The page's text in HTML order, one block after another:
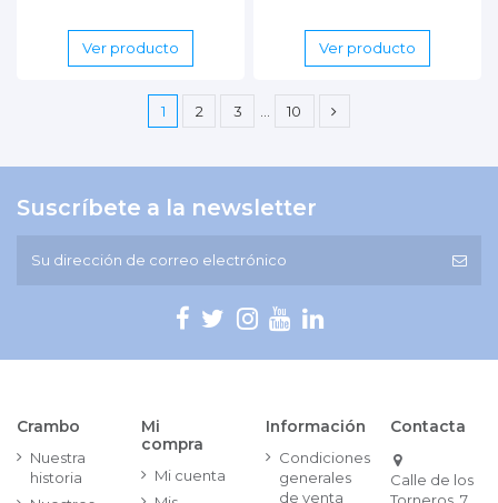
Ver producto Ver producto
1 2 3 10
Suscríbete a la newsletter
Crambo
Nuestra
historia
Mi
compra
Mi cuenta
Información
Condiciones
generales
de venta
Contacta
Calle de los